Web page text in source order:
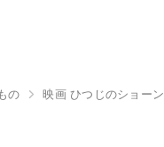
の 映画 ひつじのショー